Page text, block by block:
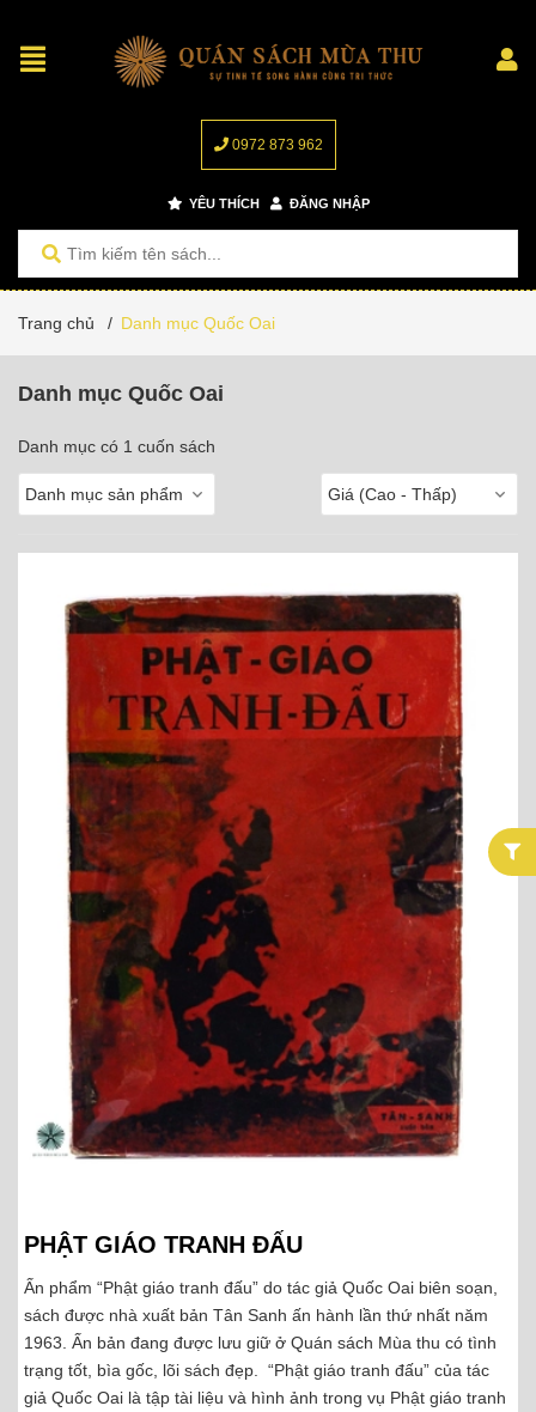
0972 873 962
YÊU THÍCH ĐĂNG NHẬP
Trang chủ / Danh mục Quốc Oai
Danh mục Quốc Oai
Danh mục có 1 cuốn sách
Danh mục sản phẩm Giá (Cao - Thấp)
PHẬT GIÁO TRANH ĐẤU
Ấn phẩm “Phật giáo tranh đấu” do tác giả Quốc Oai biên soạn,
sách được nhà xuất bản Tân Sanh ấn hành lần thứ nhất năm
1963. Ấn bản đang được lưu giữ ở Quán sách Mùa thu có tình
trạng tốt, bìa gốc, lõi sách đẹp. “Phật giáo tranh đấu” của tác
giả Quốc Oai là tập tài liệu và hình ảnh trong vụ Phật giáo tranh